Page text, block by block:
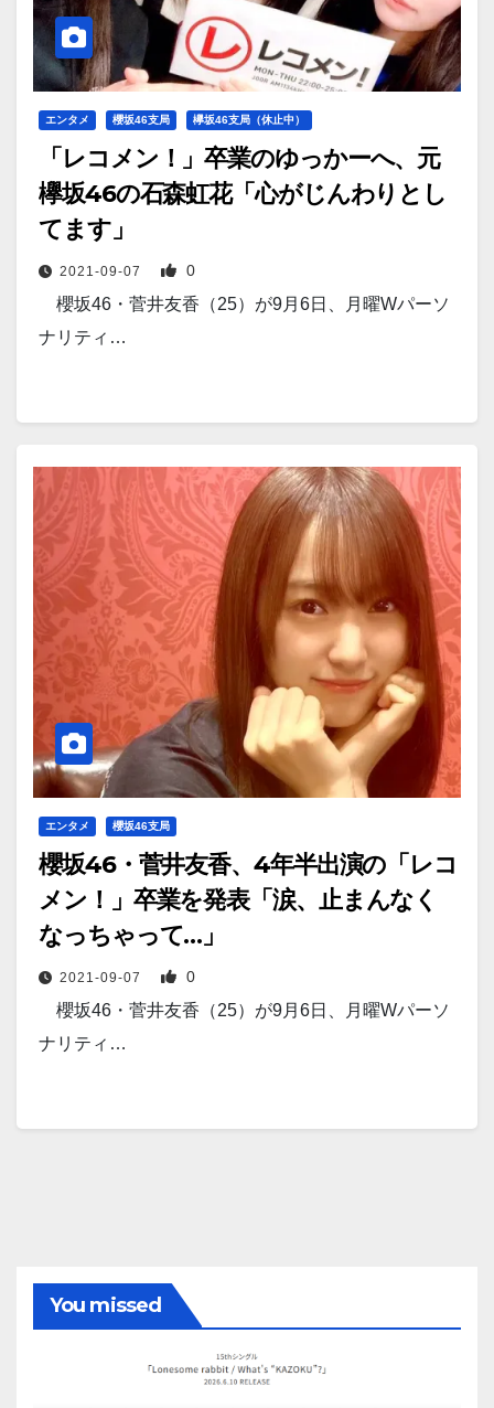
エンタメ 櫻坂46支局 欅坂46支局（休止中）
「レコメン！」卒業のゆっかーへ、元
欅坂46の石森虹花「心がじんわりとし
てます」
2021-09-07 0
櫻坂46・菅井友香（25）が9月6日、月曜Wパーソ
ナリティ…
エンタメ 櫻坂46支局
櫻坂46・菅井友香、4年半出演の「レコ
メン！」卒業を発表「涙、止まんなく
なっちゃって…」
2021-09-07 0
櫻坂46・菅井友香（25）が9月6日、月曜Wパーソ
ナリティ…
You missed